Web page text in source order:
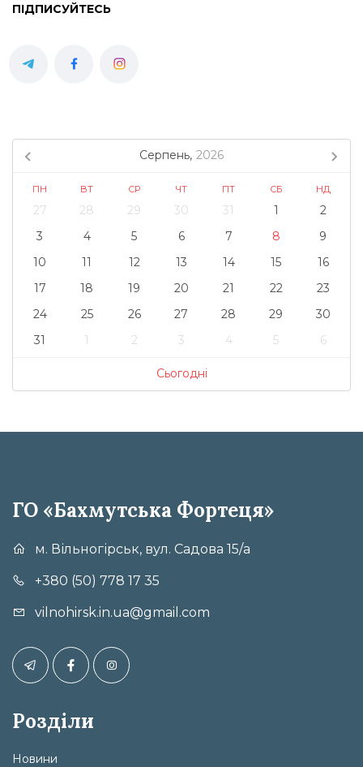
ПІДПИСУЙТЕСЬ
Серпень, 2026
ПН ВТ СР ЧТ ПТ СБ НД
27 28 29 30 31 1
2
3
4 5 6 7 8
9
10
11 12 13 14 15
16
17
18 19 20 21 22
23
24
25 26 27 28 29
30
31
1 2 3 4 5 6
Сьогодні
ГО «Бахмутська Фортеця»
м. Вільногірськ, вул. Садова 15/а
+380 (50) 778 17 35
vilnohirsk.in.ua@gmail.com
Розділи
Новини